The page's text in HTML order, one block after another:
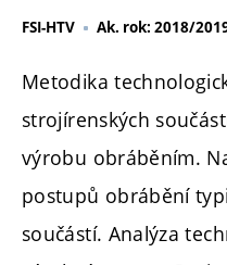
FSI-HTV Ak. rok: 2018/
Metodika
strojírenských
výrobu obráběním.
postupů obrábění
součástí. Analýza